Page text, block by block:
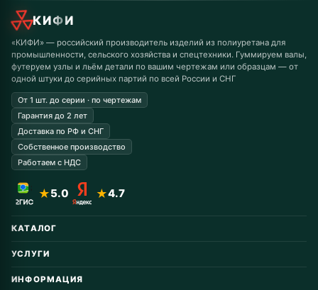
КИФИ
«КИФИ» — российский производитель изделий из полиуретана для
промышленности, сельского хозяйства и спецтехники. Гуммируем валы,
футеруем узлы и льём детали по вашим чертежам или образцам — от
одной штуки до серийных партий по всей России и СНГ
От 1 шт. до серии · по чертежам
Гарантия до 2 лет
Доставка по РФ и СНГ
Собственное производство
Работаем с НДС
★5.0 ★4.7
КАТАЛОГ
Автомобильные запчасти
Дорожная техника
УСЛУГИ
Восстановление колёс
ИНФОРМАЦИЯ